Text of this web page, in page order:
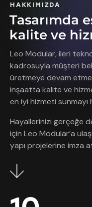
HAKKIMIZDA
Tasarımda
kalite ve
Leo Modular, ileri
kadrosuyla müşteri
üretmeye devam
inşaatta kalite ve
en iyi hizmeti sunmayı
Hayallerinizi gerçeğe
için Leo Modular’a
yapı projelerine imza